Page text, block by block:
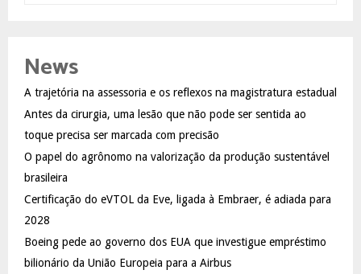
h
o
r
:
A
C
News
A trajetória na assessoria e os reflexos na magistratura estadual
Antes da cirurgia, uma lesão que não pode ser sentida ao
toque precisa ser marcada com precisão
O papel do agrônomo na valorização da produção sustentável
brasileira
Certificação do eVTOL da Eve, ligada à Embraer, é adiada para
2028
Boeing pede ao governo dos EUA que investigue empréstimo
bilionário da União Europeia para a Airbus